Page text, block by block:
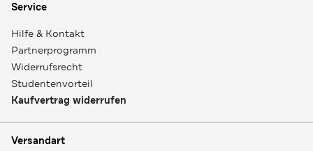
Service
Hilfe & Kontakt
Partnerprogramm
Widerrufsrecht
Studentenvorteil
Kaufvertrag widerrufen
Versandart